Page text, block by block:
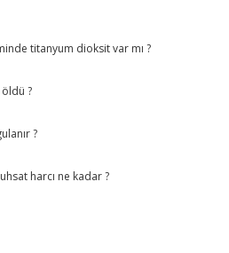
titanyum dioksit var mı ?
?
?
harcı ne kadar ?